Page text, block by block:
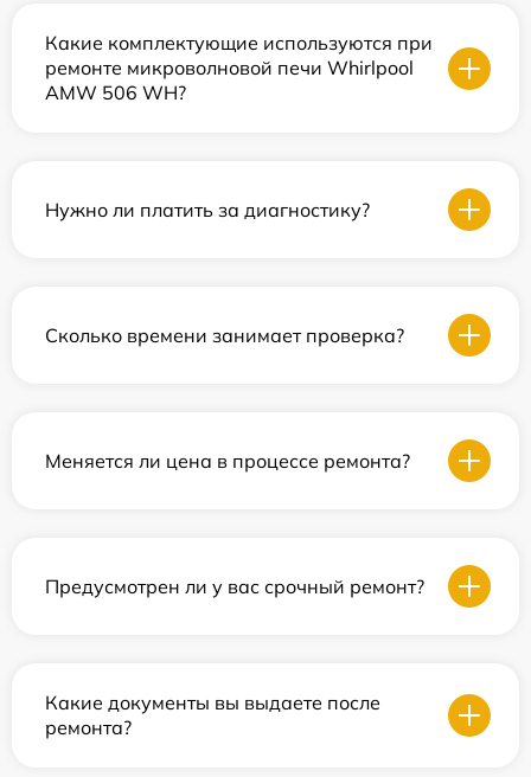
Какие комплектующие используются при
ремонте микроволновой печи Whirlpool
AMW 506 WH?
Нужно ли платить за диагностику?
Сколько времени занимает проверка?
Меняется ли цена в процессе ремонта?
Предусмотрен ли у вас срочный ремонт?
Какие документы вы выдаете после
ремонта?